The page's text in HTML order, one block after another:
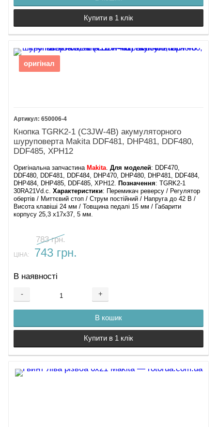
Купити в 1 клік
оригінал
650006-4
Кнопка TGRK2-1 (C3JW-4B) акумуляторного
шуруповерта Makita DDF481, DHP481, DDF480,
DDF485, XPH12
Оригінальна запчастина Makita.Для моделей: DDF470,
DDF480, DDF481, DDF484, DHP470, DHP480, DHP481, DDF484,
DHP484, DHP485, DDF485, XPH12. Позначення: TGRK2-1
30RA21Vd.c.Характеристики: Перемикач реверсу / Регулятор
обертів / Миттєвий стоп / Струм постійний / Напруга до 42 В /
Висота клавіші 24 мм / Товщина педалі 15 мм / Габарити
корпусу 25,3 х17х37, 5 мм.
783 грн.
ЦІНА: 743 грн.
В наявності
- +
В кошик
Купити в 1 клік